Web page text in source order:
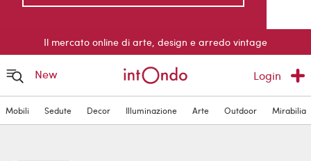
Il mercato online di arte, design e arredo vintage
New Login
Mobili Sedute Decor Illuminazione Arte Outdoor Mirabilia